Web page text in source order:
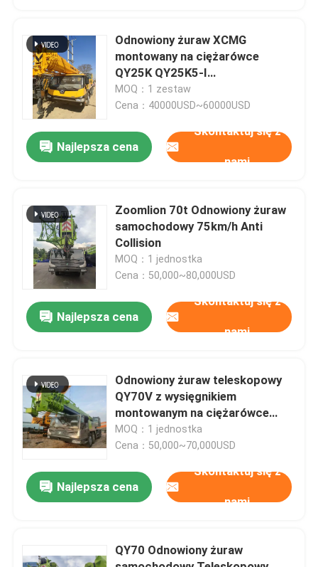
Dom
O nas
Wycieczka po fabryce
Kontrola jakości
Skontaktuj się z nami
Poprosić o wycenę
Używany Żuraw Samochodowy
Używana Betoniarka
Odnowiony żuraw XCMG
montowany na ciężarówce
QY25K QY25K5-I
Zabezpieczenie przed
przeciążeniem
MOQ：1 zestaw
Cena：40000USD~60000USD
Najlepsza cena
Skontaktuj się z
nami
Zoomlion 70t Odnowiony żuraw
samochodowy 75km/h Anti
Collision
MOQ：1 jednostka
Cena：50,000~80,000USD
Najlepsza cena
Skontaktuj się z
nami
Odnowiony żuraw teleskopowy
QY70V z wysięgnikiem
montowanym na ciężarówce
12,2 m Maksymalna długość
wysięgnika
MOQ：1 jednostka
Cena：50,000~70,000USD
Najlepsza cena
Skontaktuj się z
nami
QY70 Odnowiony żuraw